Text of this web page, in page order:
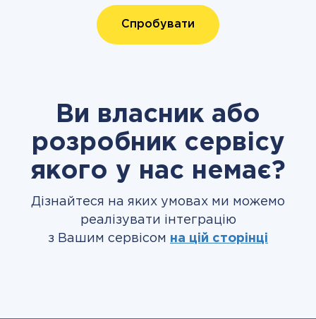
Спробувати
Ви власник або
розробник сервісу
якого у нас немає?
Дізнайтеся на яких умовах ми можемо
реалізувати інтеграцію
з Вашим сервісом на цій сторінці